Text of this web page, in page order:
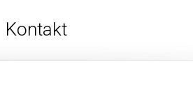
Kontakt